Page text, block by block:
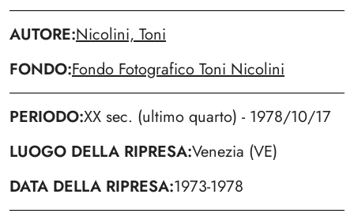
AUTORE Nicolini, Toni
FONDO Fondo Fotografico Toni Nicolini
PERIODO XX sec. (ultimo quarto) - 1978/10/17
LUOGO DELLA RIPRESA Venezia (VE)
DATA DELLA RIPRESA 1973-1978